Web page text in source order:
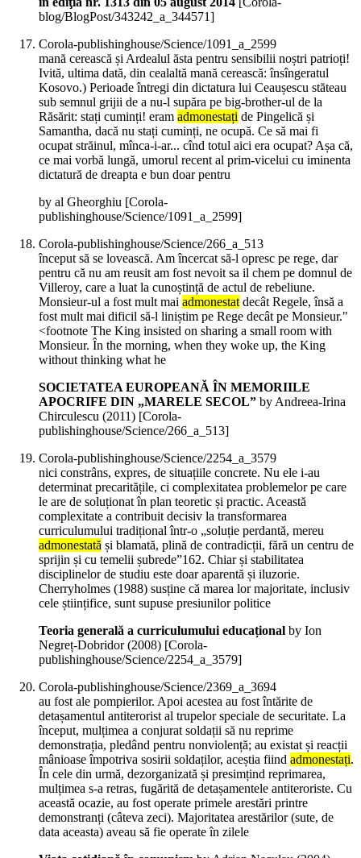
blog/BlogPost/343242_a_344571]
Corola-publishinghouse/Science/1091_a_2599
mană cerească și Ardealul ăsta pentru sensibilii noștri patrioți!
Ivită, ultima dată, din cealaltă mană cerească: însîngeratul
Kosovo.) Perioade întregi din dictatura lui Ceaușescu stăteau
sub semnul grijii de a nu-l supăra pe big-brother-ul de la
Răsărit: stați cuminți! eram admonestați de Pingelică și
Samantha, dacă nu stați cuminți, ne ocupă. Ce să mai fi
ocupat străinul, mînca-i-ar... cînd totul aici era ocupat? Așa că,
ce mai vorbă lungă, umorul recent al prim-vicelui cu iminenta
dictatură de dreapta e bun doar pentru
by al Gheorghiu [Corola-
publishinghouse/Science/1091_a_2599]
Corola-publishinghouse/Science/266_a_513
început să se lovească. Am încercat să-l opresc pe rege, dar
pentru că nu am reusit am fost nevoit sa il chem pe domnul de
Villeroy, care a luat la cunoștință de actul de rebeliune.
Monsieur-ul a fost mult mai admonestatdecât Regele, însă a
fost mult mai dificil să-l liniștim pe Rege decât pe Monsieur."
<footnote The King insisted on sharing a small room with
Monsieur. În the morning, when they woke up, the King
without thinking what he
SOCIETATEA EUROPEANĂ ÎN MEMORIILE
APOCRIFE DIN „MARELE SECOL” by Andreea-Irina
Chirculescu (2011) [Corola-
publishinghouse/Science/266_a_513]
Corola-publishinghouse/Science/2254_a_3579
nici constrâns, expres, de situațiile concrete. Nu ele i-au
determinat precaritățile, ci complexitatea problemelor pe care
le are de soluționat în plan teoretic și practic. Această
complexitate a contribuit decisiv la transformarea
curriculumului tradițional într-o „soluție perdantă, mereu
admonestată și blamată, plină de contradicții, fără un centru de
sprijin și cu temelii șubrede”162. Chiar și stabilitatea
disciplinelor de studiu este doar aparentă și iluzorie.
Cherryholmes (1988) susține că marea lor majoritate, inclusiv
cele științifice, sunt supuse presiunilor politice
Teoria generală a curriculumului educațional by Ion
Negreț-Dobridor (2008) [Corola-
publishinghouse/Science/2254_a_3579]
Corola-publishinghouse/Science/2369_a_3694
au fost ale pompierilor. Apoi acestea au fost întărite de
detașamentul antiterorist al trupelor speciale de securitate. La
început, mulțimea a conjurat soldații să nu reprime
demonstrația, pledând pentru nonviolență; au existat și reacții
mânioase împotriva sosirii soldaților, aceștia fiind admonestați.
În cele din urmă, dezorganizată și presimțind reprimarea,
mulțimea s-a retras, fugărită de detașamentele antiteroriste. Cu
această ocazie, au fost operate primele arestări printre
demonstranți (câteva zeci). Majoritatea arestărilor (sute, de
data aceasta) aveau să fie operate în zilele